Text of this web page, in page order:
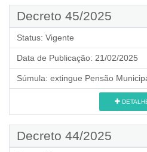
Decreto 45/2025
Status: Vigente
Data de Publicação: 21/02/2025
Súmula: extingue Pensão
Decreto 44/2025